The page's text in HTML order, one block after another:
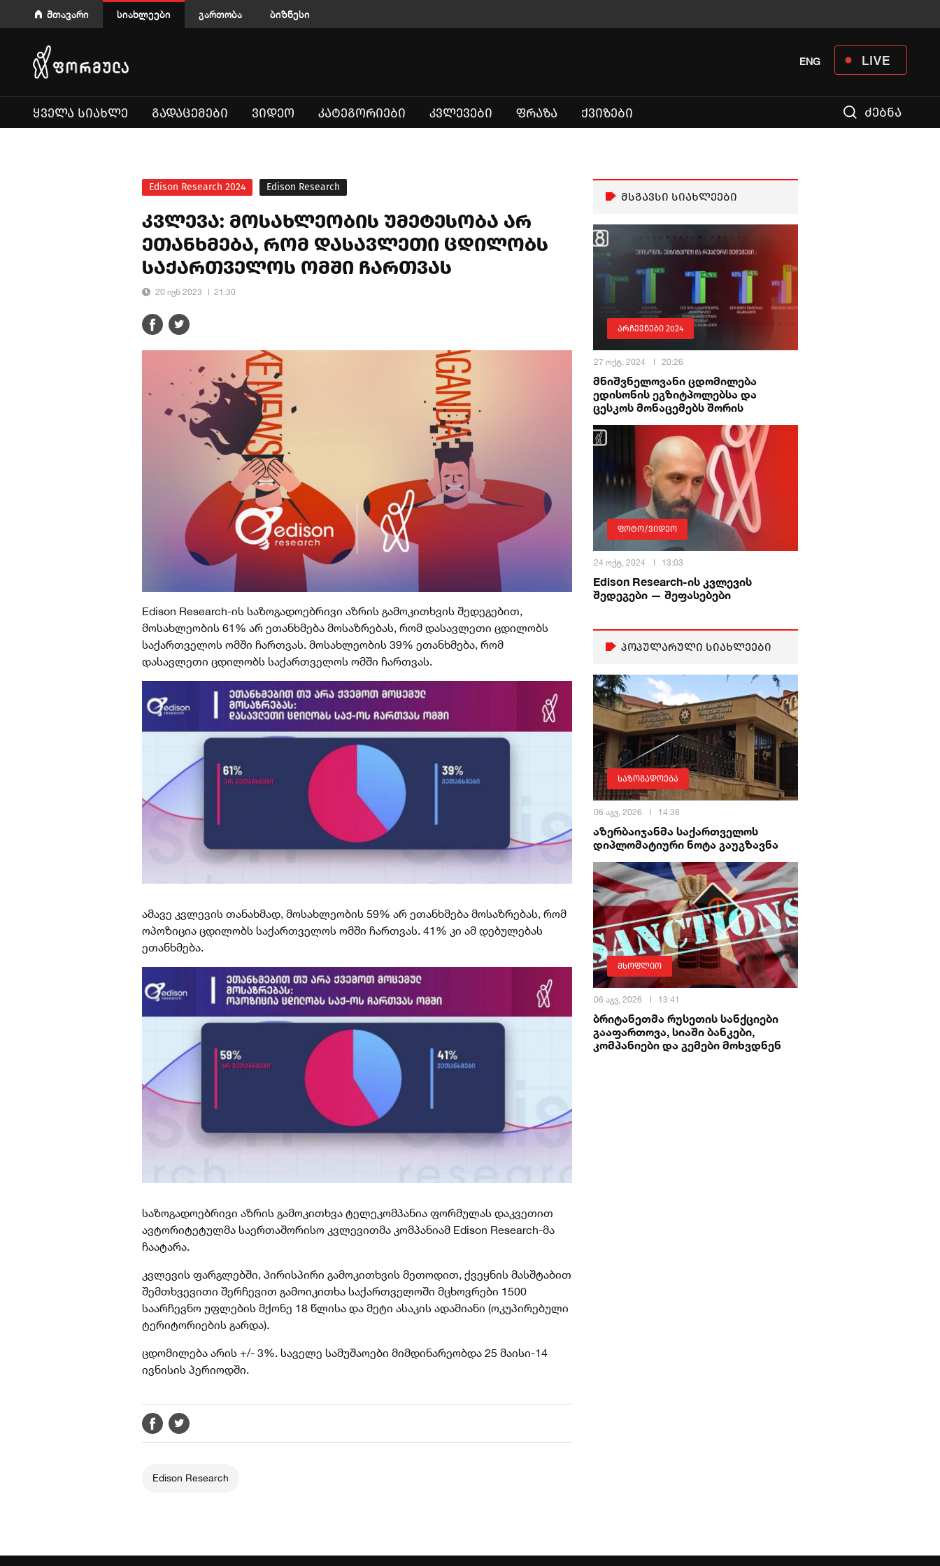
მთავარი სიახლეები გართობა ბიზნესი
LIVE
ENG
ᲧᲕᲔᲚᲐ ᲡᲘᲐᲮᲚᲔ ᲒᲐᲓᲐᲪᲔᲛᲔᲑᲘ ᲕᲘᲓᲔᲝ ᲙᲐᲢᲔᲒᲝᲠᲘᲔᲑᲘ ᲙᲕᲚᲔᲕᲔᲑᲘ ᲤᲠᲐᲖᲐ ᲥᲕᲘᲖᲔᲑᲘ ძებნა
Edison Research 2024 Edison Research
კვლევა: მოსახლეობის უმეტესობა არ
ეთანხმება, რომ დასავლეთი ცდილობს
საქართველოს ომში ჩართვას
20 ივნ 2023 21:30
Edison Research-ის საზოგადოებრივი აზრის გამოკითხვის შედეგებით,
მოსახლეობის 61% არ ეთანხმება მოსაზრებას, რომ დასავლეთი ცდილობს
საქართველოს ომში ჩართვას. მოსახლეობის 39% ეთანხმება, რომ
დასავლეთი ცდილობს საქართველოს ომში ჩართვას.
ამავე კვლევის თანახმად, მოსახლეობის 59% არ ეთანხმება მოსაზრებას, რომ
ოპოზიცია ცდილობს საქართველოს ომში ჩართვას. 41% კი ამ დებულებას
ეთანხმება.
საზოგადოებრივი აზრის გამოკითხვა ტელეკომპანია ფორმულას დაკვეთით
ავტორიტეტულმა საერთაშორისო კვლევითმა კომპანიამ Edison Research-მა
ჩაატარა.
კვლევის ფარგლებში, პირისპირი გამოკითხვის მეთოდით, ქვეყნის მასშტაბით
შემთხვევითი შერჩევით გამოიკითხა საქართველოში მცხოვრები 1500
საარჩევნო უფლების მქონე 18 წლისა და მეტი ასაკის ადამიანი (ოკუპირებული
ტერიტორიების გარდა).
ცდომილება არის +/- 3%. საველე სამუშაოები მიმდინარეობდა 25 მაისი-14
ივნისის პერიოდში.
Edison Research
მსგავსი სიახლეები
არჩევნები 2024
27 ოქტ, 2024 20:26
მნიშვნელოვანი ცდომილება
ედისონის ეგზიტპოლებსა და
ცესკოს მონაცემებს შორის
ფოტო/ვიდეო
24 ოქტ, 2024 13:03
Edison Research-ის კვლევის
შედეგები — შეფასებები
პოპულარული სიახლეები
საზოგადოება
06 აგვ, 2026 14:38
აზერბაიჯანმა საქართველოს
დიპლომატიური ნოტა გაუგზავნა
მსოფლიო
06 აგვ, 2026 13:41
ბრიტანეთმა რუსეთის სანქციები
გააფართოვა, სიაში ბანკები,
კომპანიები და გემები მოხვდნენ